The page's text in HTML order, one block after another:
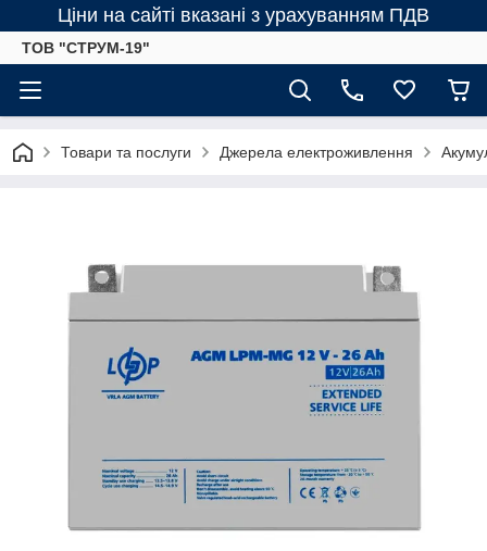
Ціни на сайті вказані з урахуванням ПДВ
ТОВ "СТРУМ-19"
Товари та послуги Джерела електроживлення